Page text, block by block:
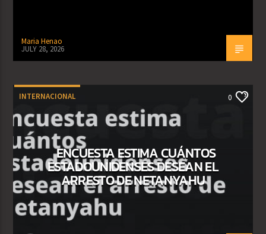
Maria Henao
JULY 28, 2026
INTERNACIONAL 0
ENCUESTA ESTIMA CUÁNTOS
ESTADOUNIDENSES DESEAN EL
ARRESTO DE NETANYAHU